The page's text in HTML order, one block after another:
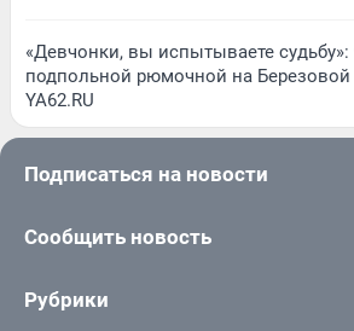
«Девчонки, вы испытываете судьбу»:
подпольной рюмочной на
YA62.RU
Подписаться на новости
Сообщить новость
Рубрики